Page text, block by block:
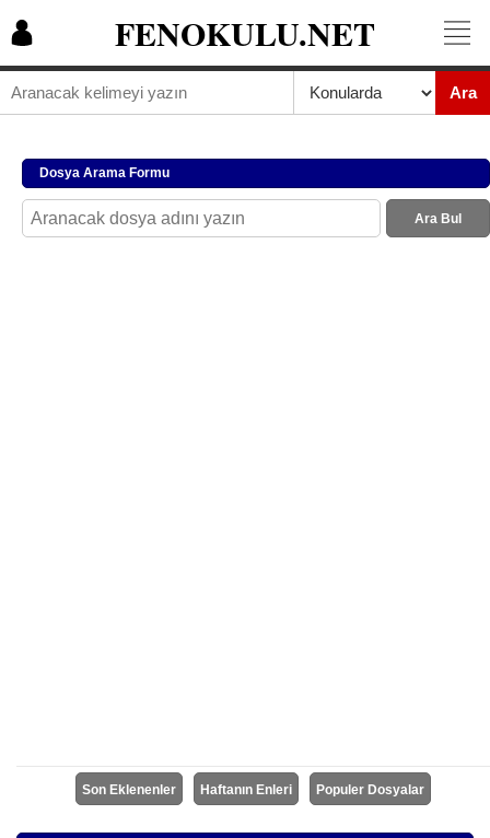
FENOKULU.NET
Ara
Dosya Arama Formu
Ara Bul
Son Eklenenler Haftanın Enleri Populer Dosyalar